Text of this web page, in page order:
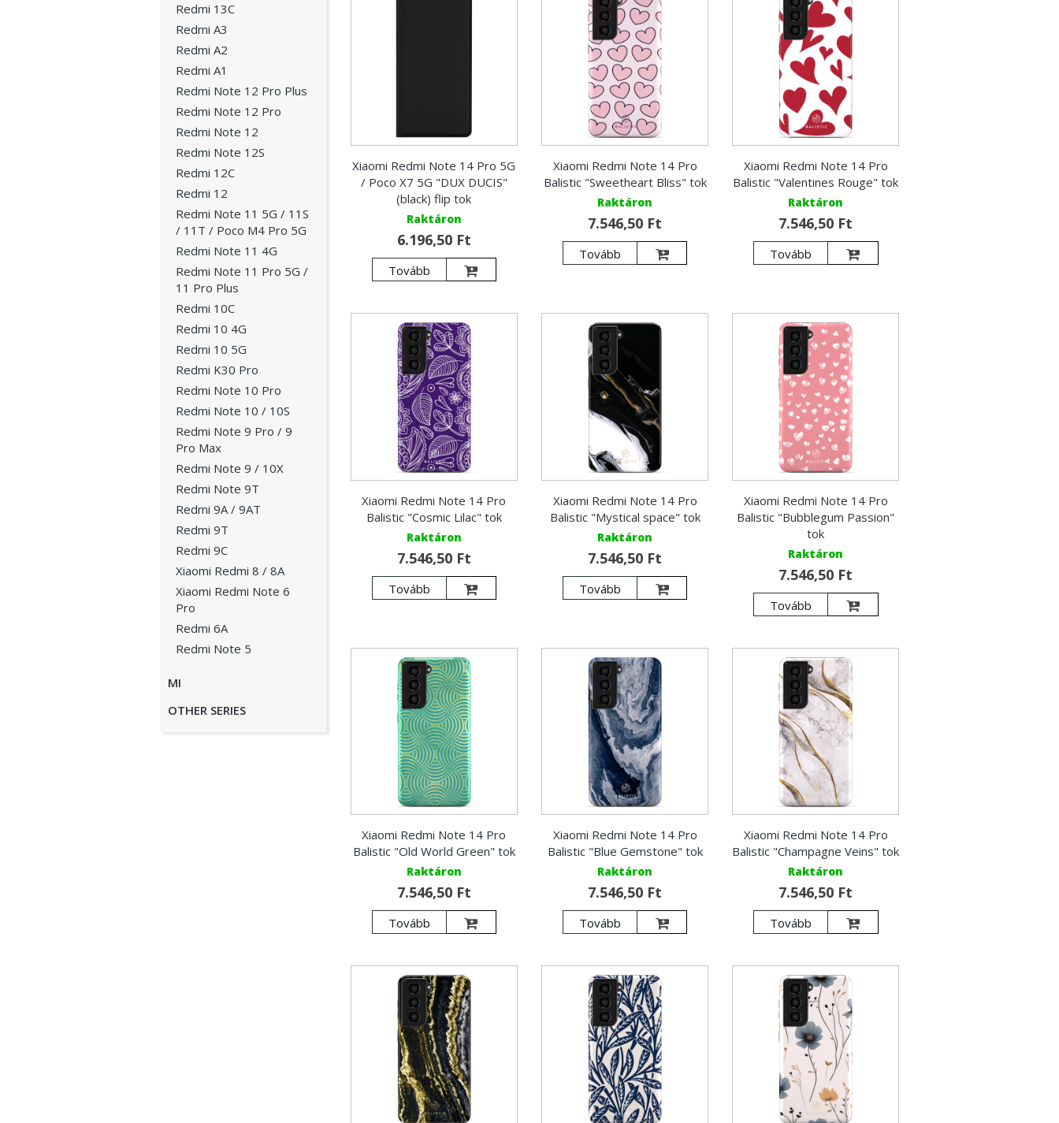
Redmi 13C
Redmi A3
Redmi A2
Redmi A1
Redmi Note 12 Pro Plus
Redmi Note 12 Pro
Redmi Note 12
Redmi Note 12S
Redmi 12C
Redmi 12
Redmi Note 11 5G / 11S
/ 11T / Poco M4 Pro 5G
Redmi Note 11 4G
Redmi Note 11 Pro 5G /
11 Pro Plus
Redmi 10C
Redmi 10 4G
Redmi 10 5G
Redmi K30 Pro
Redmi Note 10 Pro
Redmi Note 10 / 10S
Redmi Note 9 Pro / 9
Pro Max
Redmi Note 9 / 10X
Redmi Note 9T
Redmi 9A / 9AT
Redmi 9T
Redmi 9C
Xiaomi Redmi 8 / 8A
Xiaomi Redmi Note 6
Pro
Redmi 6A
Redmi Note 5
MI
OTHER SERIES
Xiaomi Redmi Note 14 Pro 5G
/ Poco X7 5G "DUX DUCIS"
(black) flip tok
Raktáron
6.196,50 Ft
Tovább
Xiaomi Redmi Note 14 Pro
Balistic "Sweetheart Bliss" tok
Raktáron
7.546,50 Ft
Tovább
Xiaomi Redmi Note 14 Pro
Balistic "Valentines Rouge" tok
Raktáron
7.546,50 Ft
Tovább
Xiaomi Redmi Note 14 Pro
Balistic "Cosmic Lilac" tok
Raktáron
7.546,50 Ft
Tovább
Xiaomi Redmi Note 14 Pro
Balistic "Mystical space" tok
Raktáron
7.546,50 Ft
Tovább
Xiaomi Redmi Note 14 Pro
Balistic "Bubblegum Passion"
tok
Raktáron
7.546,50 Ft
Tovább
Xiaomi Redmi Note 14 Pro
Balistic "Old World Green" tok
Raktáron
7.546,50 Ft
Tovább
Xiaomi Redmi Note 14 Pro
Balistic "Blue Gemstone" tok
Raktáron
7.546,50 Ft
Tovább
Xiaomi Redmi Note 14 Pro
Balistic "Champagne Veins" tok
Raktáron
7.546,50 Ft
Tovább